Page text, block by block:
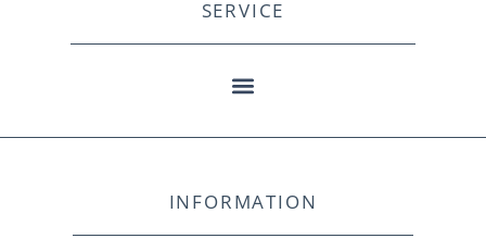
SERVICE
INFORMATION